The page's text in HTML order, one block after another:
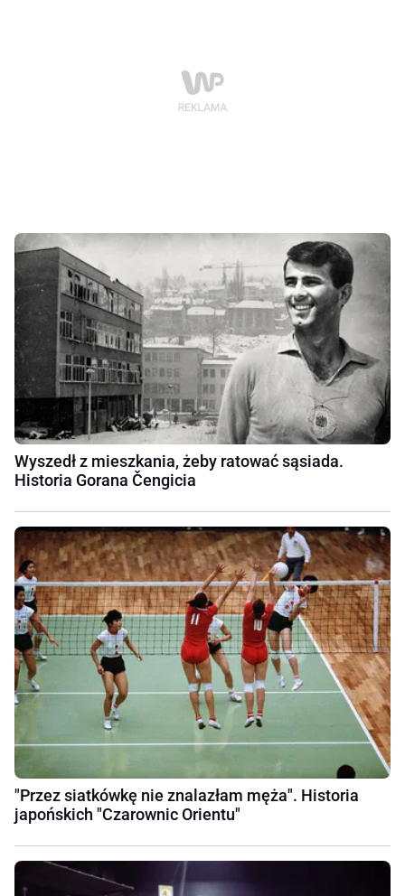
Wyszedł z mieszkania, żeby ratować sąsiada.
Historia Gorana Čengicia
"Przez siatkówkę nie znalazłam męża". Historia
japońskich "Czarownic Orientu"